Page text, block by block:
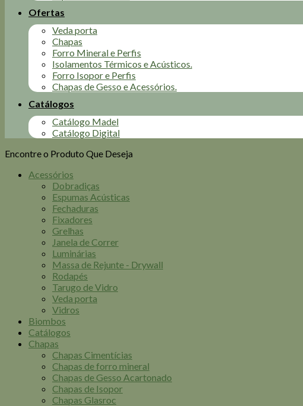
Ofertas
Veda porta
Chapas
Forro Mineral e Perfis
Isolamentos Térmicos e Acústicos.
Forro Isopor e Perfis
Chapas de Gesso e Acessórios.
Catálogos
Catálogo Madel
Catálogo Digital
Encontre o Produto Que Deseja
Acessórios
Dobradiças
Espumas Acústicas
Fechaduras
Fixadores
Grelhas
Janela de Correr
Luminárias
Massa de Rejunte - Drywall
Rodapés
Tarugo de Vidro
Veda porta
Vidros
Biombos
Catálogos
Chapas
Chapas Cimentícias
Chapas de forro mineral
Chapas de Gesso Acartonado
Chapas de Isopor
Chapas Glasroc